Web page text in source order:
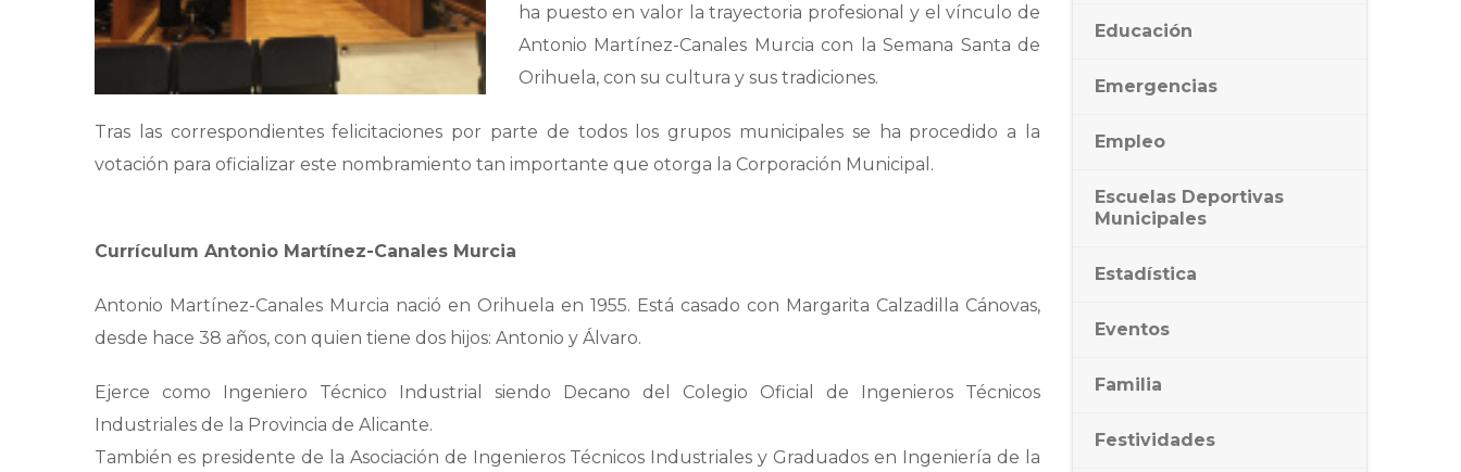
ha puesto en valor la trayectoria profesional y el vínculo de
Antonio Martínez-Canales Murcia con la Semana Santa de
Orihuela, con su cultura y sus tradiciones.
Tras las correspondientes felicitaciones por parte de todos los grupos municipales se ha procedido a la
votación para oficializar este nombramiento tan importante que otorga la Corporación Municipal.
Currículum Antonio Martínez-Canales Murcia
Antonio Martínez-Canales Murcia nació en Orihuela en 1955. Está casado con Margarita Calzadilla Cánovas,
desde hace 38 años, con quien tiene dos hijos: Antonio y Álvaro.
Ejerce como Ingeniero Técnico Industrial siendo Decano del Colegio Oficial de Ingenieros Técnicos
Industriales de la Provincia de Alicante.
También es presidente de la Asociación de Ingenieros Técnicos Industriales y Graduados en Ingeniería de la
Educación
Emergencias
Empleo
Escuelas Deportivas
Municipales
Estadística
Eventos
Familia
Festividades